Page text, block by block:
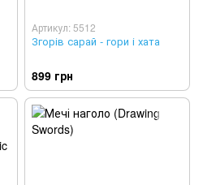
Артикул: 5512
Згорів сарай - гори і хата
899 грн